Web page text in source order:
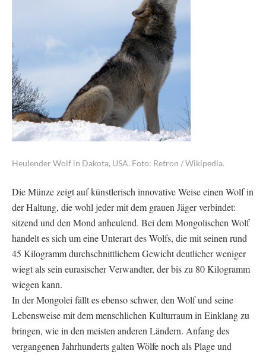
Heulender Wolf in Dakota, USA. Foto: Retron / Wikipedia.
Die Münze zeigt auf künstlerisch innovative Weise einen Wolf in
der Haltung, die wohl jeder mit dem grauen Jäger verbindet:
sitzend und den Mond anheulend. Bei dem Mongolischen Wolf
handelt es sich um eine Unterart des Wolfs, die mit seinen rund
45 Kilogramm durchschnittlichem Gewicht deutlicher weniger
wiegt als sein eurasischer Verwandter, der bis zu 80 Kilogramm
wiegen kann.
In der Mongolei fällt es ebenso schwer, den Wolf und seine
Lebensweise mit dem menschlichen Kulturraum in Einklang zu
bringen, wie in den meisten anderen Ländern. Anfang des
vergangenen Jahrhunderts galten Wölfe noch als Plage und